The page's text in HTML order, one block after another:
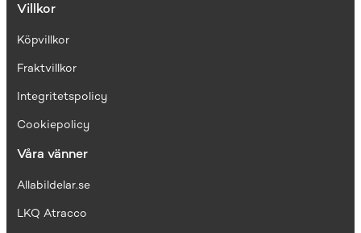
Villkor
Köpvillkor
Fraktvillkor
Integritetspolicy
Cookiepolicy
Våra vänner
Allabildelar.se
LKQ Atracco